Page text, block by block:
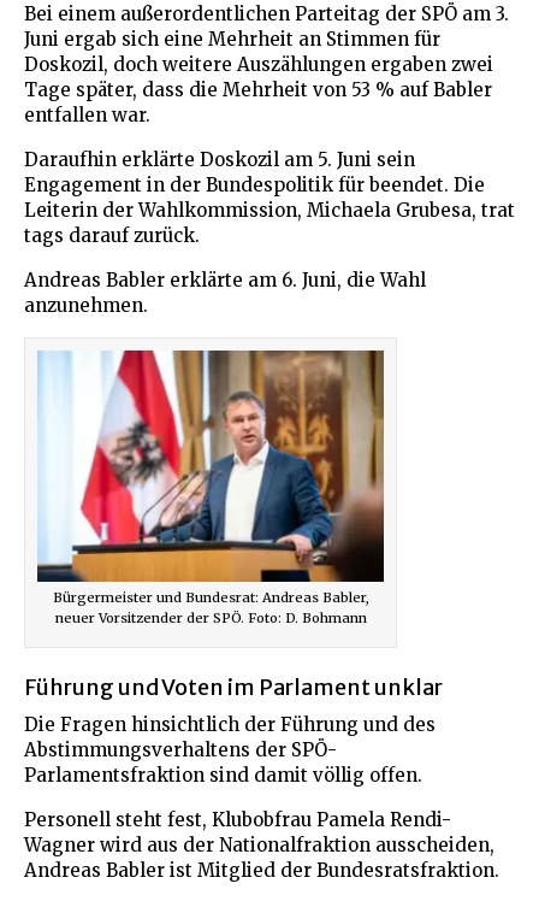
Bei einem außerordentlichen Parteitag der SPÖ am 3.
Juni ergab sich eine Mehrheit an Stimmen für
Doskozil, doch weitere Auszählungen ergaben zwei
Tage später, dass die Mehrheit von 53 % auf Babler
entfallen war.
Daraufhin erklärte Doskozil am 5. Juni sein
Engagement in der Bundespolitik für beendet. Die
Leiterin der Wahlkommission, Michaela Grubesa, trat
tags darauf zurück.
Andreas Babler erklärte am 6. Juni, die Wahl
anzunehmen.
Bürgermeister und Bundesrat: Andreas Babler,
neuer Vorsitzender der SPÖ. Foto: D. Bohmann
Führung und Voten im Parlament unklar
Die Fragen hinsichtlich der Führung und des
Abstimmungsverhaltens der SPÖ-
Parlamentsfraktion sind damit völlig offen.
Personell steht fest, Klubobfrau Pamela Rendi-
Wagner wird aus der Nationalfraktion ausscheiden,
Andreas Babler ist Mitglied der Bundesratsfraktion.